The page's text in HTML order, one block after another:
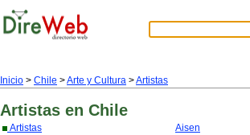
Inicio > Chile >Arte y Cultura >Artistas
Artistas en Chile
Artistas
Aisen